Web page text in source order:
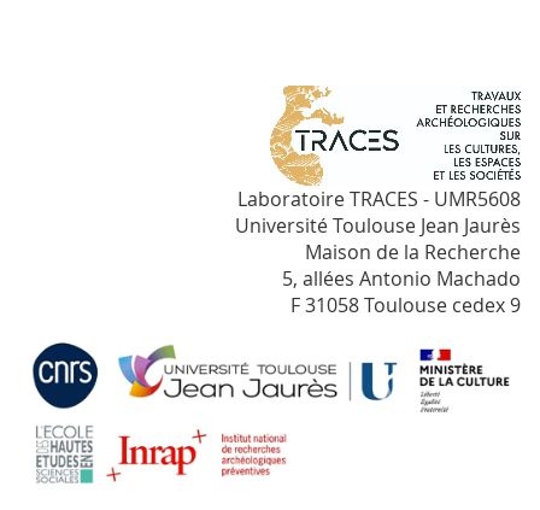
Laboratoire TRACES - UMR5608
Université Toulouse Jean Jaurès
Maison de la Recherche
5, allées Antonio Machado
F 31058 Toulouse cedex 9